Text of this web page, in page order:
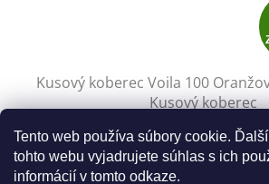
Tento web používa súbory cookie.
tohto webu vyjadrujete súhlas s ich
informácií v tomto odkaze.
Kusový koberec Voila 100
Kusový koberec